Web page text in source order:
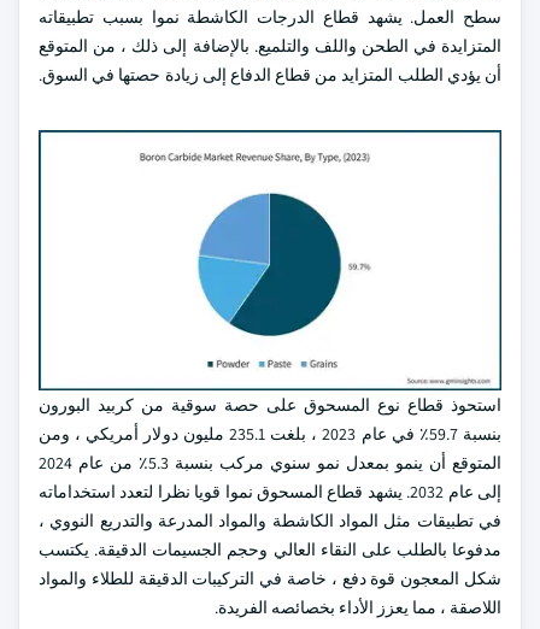
سطح العمل. يشهد قطاع الدرجات الكاشطة نموا بسبب تطبيقاته
المتزايدة في الطحن واللف والتلميع. بالإضافة إلى ذلك ، من المتوقع
أن يؤدي الطلب المتزايد من قطاع الدفاع إلى زيادة حصتها في السوق.
استحوذ قطاع نوع المسحوق على حصة سوقية من كربيد البورون
بنسبة 59.7٪ في عام 2023 ، بلغت 235.1 مليون دولار أمريكي ، ومن
المتوقع أن ينمو بمعدل نمو سنوي مركب بنسبة 5.3٪ من عام 2024
إلى عام 2032. يشهد قطاع المسحوق نموا قويا نظرا لتعدد استخداماته
في تطبيقات مثل المواد الكاشطة والمواد المدرعة والتدريع النووي ،
مدفوعا بالطلب على النقاء العالي وحجم الجسيمات الدقيقة. يكتسب
شكل المعجون قوة دفع ، خاصة في التركيبات الدقيقة للطلاء والمواد
اللاصقة ، مما يعزز الأداء بخصائصه الفريدة.